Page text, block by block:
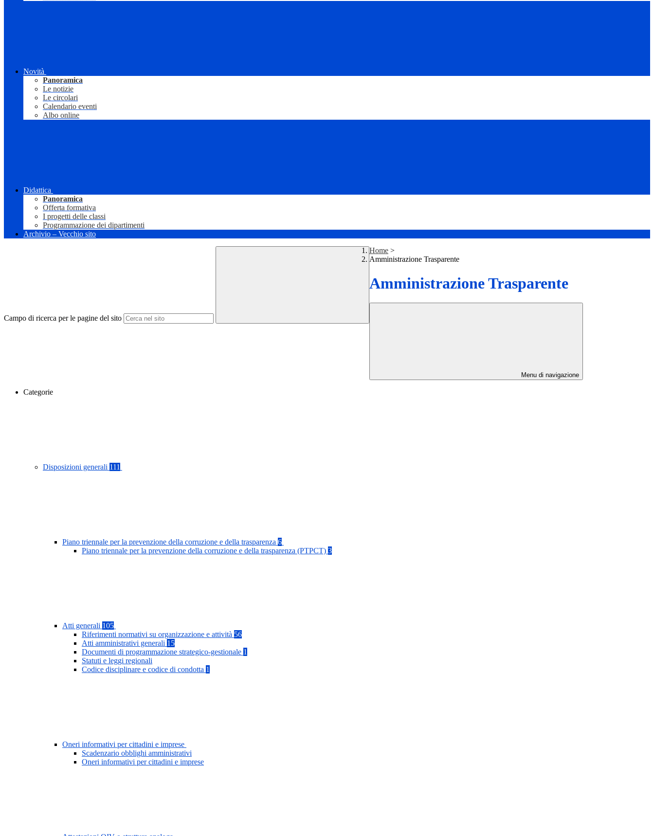
Novità
Panoramica
Le notizie
Le circolari
Calendario eventi
Albo online
Didattica
Panoramica
Offerta formativa
I progetti delle classi
Programmazione dei dipartimenti
Archivio – Vecchio sito
Campo di ricerca per le pagine del sito
Home >
Amministrazione Trasparente
Amministrazione Trasparente
Menu di navigazione
Categorie
Disposizioni generali 111
Piano triennale per la prevenzione della corruzione e della trasparenza 6
Piano triennale per la prevenzione della corruzione e della trasparenza (PTPCT) 3
Atti generali 105
Riferimenti normativi su organizzazione e attività 56
Atti amministrativi generali 15
Documenti di programmazione strategico-gestionale 1
Statuti e leggi regionali
Codice disciplinare e codice di condotta 1
Oneri informativi per cittadini e imprese
Scadenzario obblighi amministrativi
Oneri informativi per cittadini e imprese